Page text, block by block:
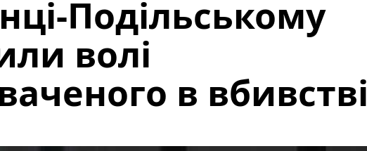
Подільському
волі
в вбивстві